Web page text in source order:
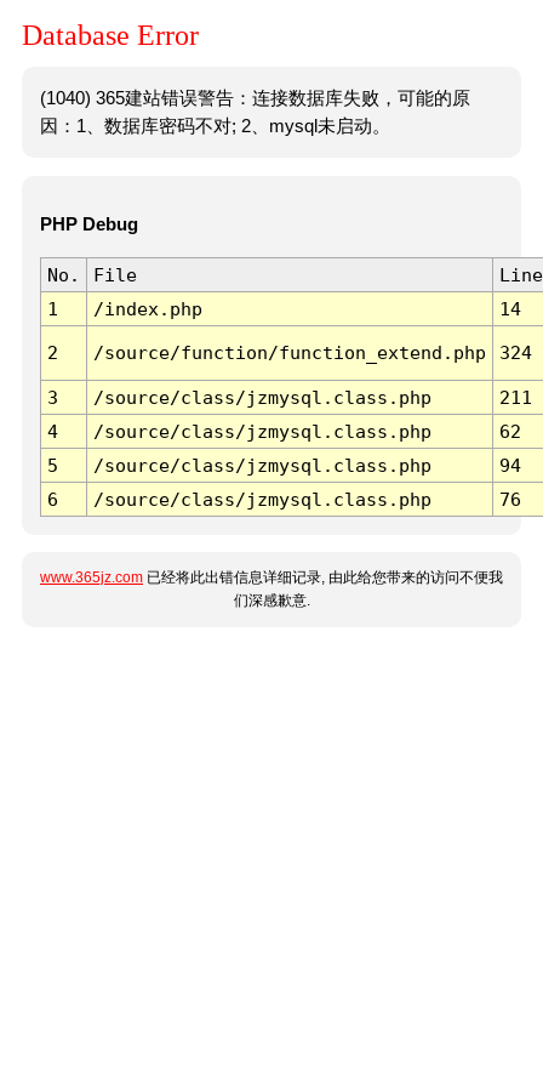
Database Error
(1040) 365建站错误警告：连接数据库失败，可能的原
因：1、数据库密码不对; 2、mysql未启动。
PHP Debug
No. File
Line
1
/index.php 14
2 /source/function/function_extend.php 324
3 /source/class/jzmysql.class.php
211
4
/source/class/jzmysql.class.php
62
5
/source/class/jzmysql.class.php
94
6
/source/class/jzmysql.class.php 76
www.365jz.com 已经将此出错信息详细记录, 由此给您带来的访问不便我
们深感歉意.